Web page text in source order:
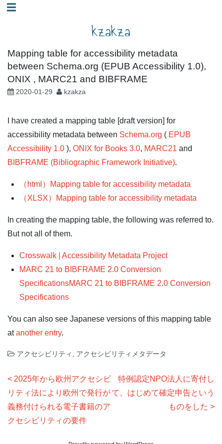
コ☰
kzakza
Mapping table for accessibility metadata
between Schema.org (EPUB Accessibility 1.0),
ONIX , MARC21 and BIBFRAME
2020-01-29 kzakza
I have created a mapping table [draft version] for
accessibility metadata between Schema.org ( EPUB
Accessibility 1.0 ), ONIX for Books 3.0, MARC21 and
BIBFRAME (Bibliographic Framework Initiative).
（html）Mapping table for accessibility metadata
（XLSX）Mapping table for accessibility metadata
In creating the mapping table, the following was referred to.
But not all of them.
Crosswalk | Accessibility Metadata Project
MARC 21 to BIBFRAME 2.0 Conversion
SpecificationsMARC 21 to BIBFRAME 2.0 Conversion
Specifications
You can also see Japanese versions of this mapping table
atanother entry.
アクセシビリティ アクセシビリティメタデータ
投
稿
ナ
ビ
2025年から欧州アクセシビ
リティ法により欧州で発行が
義務付けられる電子書籍のア
クセシビリティの要件
特例認定NPO法人に寄付し
て、はじめて確定申告という
ものをした